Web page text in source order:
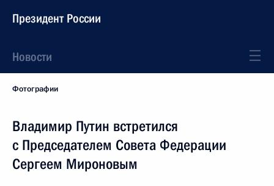
Президент России
Новости
Фотографии
Владимир Путин встретился
с Председателем Совета Федерации
Сергеем Мироновым